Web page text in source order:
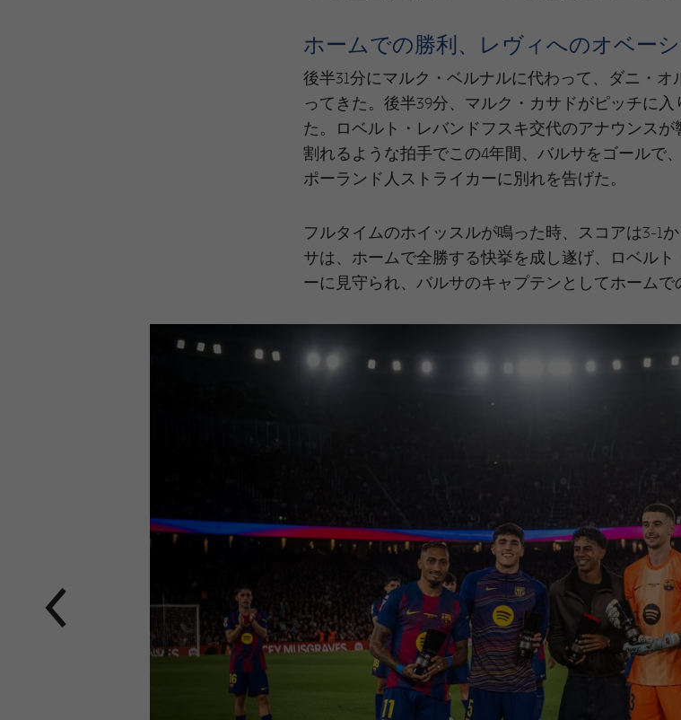
ホームでの勝利、レヴィへのオベー
後半31分にマルク・ベルナルに代わって、ダニ・
ってきた。後半39分、マルク・カサドがピッチに
た。ロベルト・レバンドフスキ交代のアナウンスが
割れるような拍手でこの4年間、バルサをゴールで
ポーランド人ストライカーに別れを告げた。
フルタイムのホイッスルが鳴った時、スコアは3-1
サは、ホームで全勝する快挙を成し遂げ、ロベル
ーに見守られ、バルサのキャプテンとしてホームで